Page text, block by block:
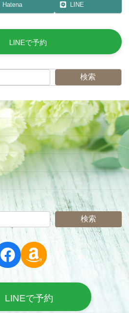
Hatena LINE
LINEで予約
検索
検索
Facebook
Amazon
LINEで予約